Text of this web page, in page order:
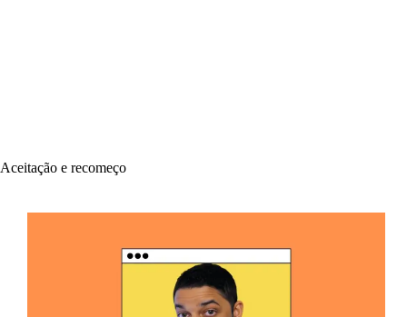
Aceitação e recomeço